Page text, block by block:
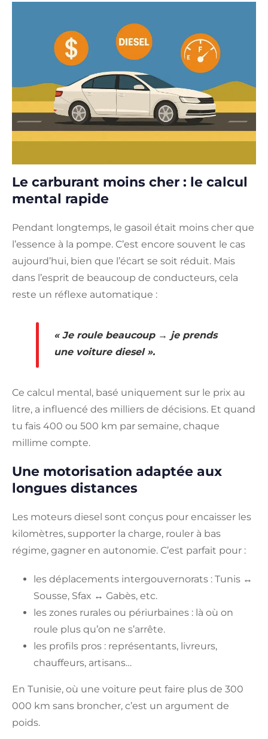
Le carburant moins cher : le calcul
mental rapide
Pendant longtemps, le gasoil était moins cher que
l’essence à la pompe. C’est encore souvent le cas
aujourd’hui, bien que l’écart se soit réduit. Mais
dans l’esprit de beaucoup de conducteurs, cela
reste un réflexe automatique :
« Je roule beaucoup → je prends
une voiture diesel ».
Ce calcul mental, basé uniquement sur le prix au
litre, a influencé des milliers de décisions. Et quand
tu fais 400 ou 500 km par semaine, chaque
millime compte.
Une motorisation adaptée aux
longues distances
Les moteurs diesel sont conçus pour encaisser les
kilomètres, supporter la charge, rouler à bas
régime, gagner en autonomie. C’est parfait pour :
les déplacements intergouvernorats : Tunis ↔
Sousse, Sfax ↔ Gabès, etc.
les zones rurales ou périurbaines : là où on
roule plus qu’on ne s’arrête.
les profils pros : représentants, livreurs,
chauffeurs, artisans…
En Tunisie, où une voiture peut faire plus de 300
000 km sans broncher, c’est un argument de
poids.